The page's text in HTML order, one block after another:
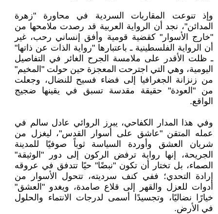
وإذ تنوعت المقاربات السردية في محاورة "زهرة
المدائن"، نجد أن الرواية العربية قد رصدت ملامحها من
"خارج الأسوار" كقضية قومية وأفق إنساني رحب، غير
أن الرواية الفلسطينية ـ باعتبارها "رواية الذات عن ذاتها"
ـ ظلت الأقدر على ملامسة الجرح الغائر في التفاصيل
اليومية، وهي التي اجترحت المعجزة حين حولت "المخيم"
من زنزانة الجغرافيا إلى فضاء فسيح للنضال، وجعلت
من "العودة" حقيقة مقدسة تسبق في يقينها ضجيج
الواقع.
وفي هذا المدار الكفاحي، يبرز الروائي عادل سالم في
عمله المتقن "عاشق على أسوار القدس"، ليغزل من
شريان العشق وأوردة السياسة ثوباً صوفيًا للمدينة
الجريحة، إنها رواية ترفض الركون إلى دور "الوثيقة"
الصماء، بل تختار أن تكون "نبضًا" حيًا تتدفق في عروقه
إرادة التحدي؛ ففي كنف سرديته، تتحول الأسوار من
أدوات للعزل والقهر إلى قلاع صامدة، ويغدو "العشق"
خيارًا نضاليًا، وتجسيدًا أسمى لدرجات الانتماء والحلول
في الأرض.